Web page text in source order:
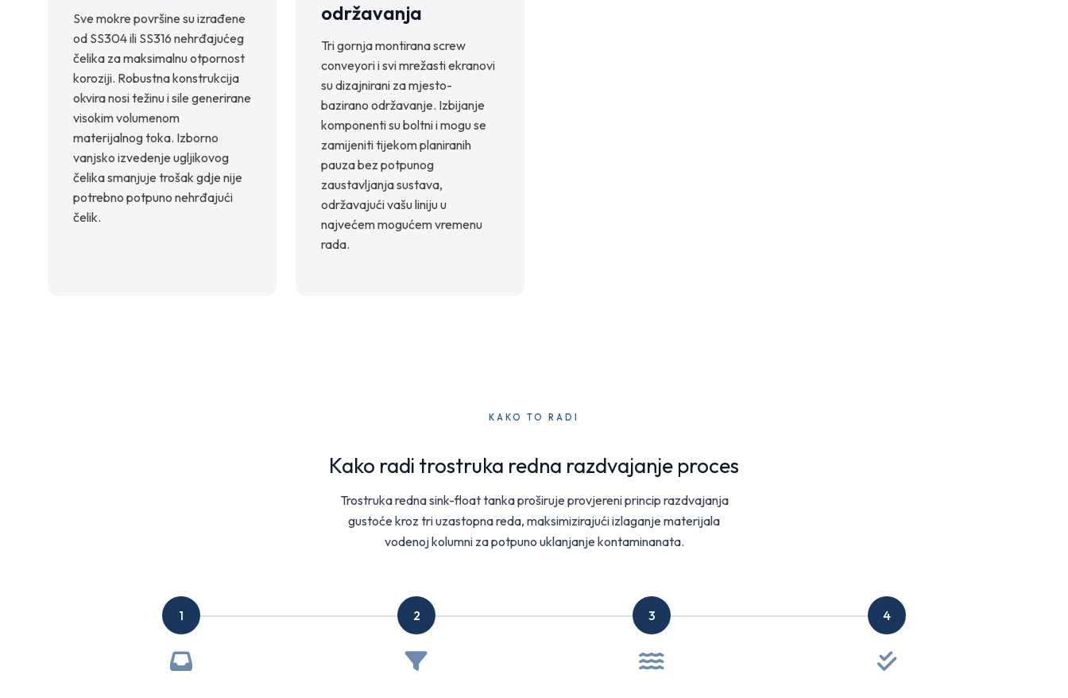
Sve mokre površine su izrađene
od SS304 ili SS316 nehrđajućeg
čelika za maksimalnu otpornost
koroziji. Robustna konstrukcija
okvira nosi težinu i sile generirane
visokim volumenom
materijalnog toka. Izborno
vanjsko izvedenje ugljikovog
čelika smanjuje trošak gdje nije
potrebno potpuno nehrđajući
čelik.
održavanja
Tri gornja montirana screw
conveyori i svi mrežasti ekranovi
su dizajnirani za mjesto-
bazirano održavanje. Izbijanje
komponenti su boltni i mogu se
zamijeniti tijekom planiranih
pauza bez potpunog
zaustavljanja sustava,
održavajući vašu liniju u
najvećem mogućem vremenu
rada.
KAKO TO RADI
Kako radi trostruka redna razdvajanje proces
Trostruka redna sink-float tanka proširuje provjereni princip razdvajanja
gustoće kroz tri uzastopna reda, maksimizirajući izlaganje materijala
vodenoj kolumni za potpuno uklanjanje kontaminanata.
1 2 3 4